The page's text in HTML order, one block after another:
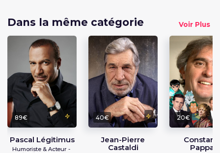
Dans la même catégorie Voir Plus
89€
Pascal Légitimus
Humoriste & Acteur -
40€
Jean-Pierre
Castaldi
20€
Pappas